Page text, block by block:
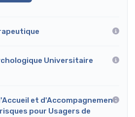
Universitaire
et d'Accompagnement
pour Usagers de